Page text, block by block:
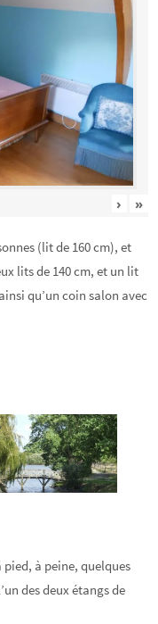
› »
(lit de 160 cm), et
lits de 140 cm, et un lit
qu’un coin salon avec
à peine, quelques
des deux étangs de